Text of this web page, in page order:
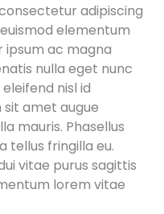
adipiscing
elementum
ipsum ac magna
nulla eget nunc
nisl id
amet augue
mauris. Phasellus
tellus fringilla eu.
vitae purus sagittis
lorem vitae